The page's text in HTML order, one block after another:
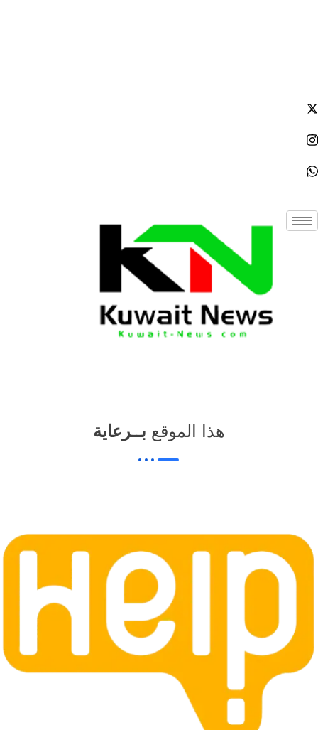
NE
News Elementor
هذا الموقع بــرعاية